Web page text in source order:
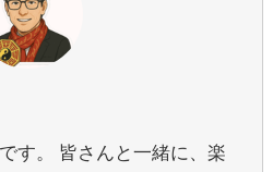
す。 皆さんと一緒に、楽